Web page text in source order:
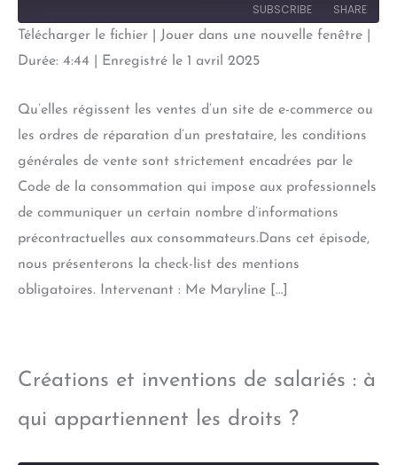
SUBSCRIBE SHARE
SHARE
EMBED
Télécharger le fichier Jouer dans une nouvelle fenêtre
Durée: 4:44
Enregistré le 1 avril 2025
Qu’elles régissent les ventes d’un site de e-commerce ou
les ordres de réparation d’un prestataire, les conditions
générales de vente sont strictement encadrées par le
Code de la consommation qui impose aux professionnels
de communiquer un certain nombre d’informations
précontractuelles aux consommateurs.Dans cet épisode,
nous présenterons la check-list des mentions
obligatoires. Intervenant : Me Maryline […]
Créations et inventions de salariés : à
qui appartiennent les droits ?